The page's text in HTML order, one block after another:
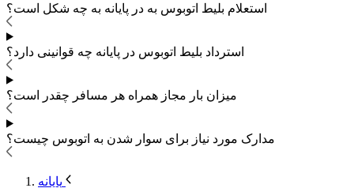
استعلام بلیط اتوبوس به در پایانه به چه شکل است؟
استرداد بلیط اتوبوس در پایانه چه قوانینی دارد؟
میزان بار مجاز همراه هر مسافر چقدر است؟
مدارک مورد نیاز برای سوار شدن به اتوبوس چیست؟